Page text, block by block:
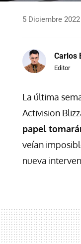
5 Diciembre 2022
Carlos
Editor
La última
Activision
papel
veían
nueva